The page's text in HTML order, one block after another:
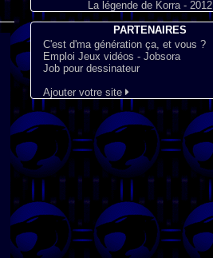
La légende de Korra - 2012
PARTENAIRES
C'est d'ma génération ça, et vous ?
Emploi Jeux vidéos - Jobsora
Job pour dessinateur
Ajouter votre site